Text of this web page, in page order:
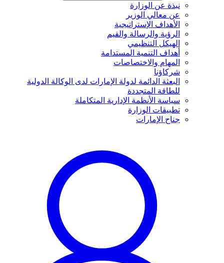
نبذة عن الوزارة
عن معالي الوزير
الأهداف الإستراتيجية
الرؤية والرسالة والقيم
الهيكل التنظيمي
أهداف التنمية المستدامة
المهام والاختصاصات
شركاؤنا
البعثة الدائمة لدولة الإمارات لدى الوكالة الدولية
للطاقة المتجددة
سياسة الأنظمة الإدارية المتكاملة
تطبيقات الوزارة
جناح الإمارات